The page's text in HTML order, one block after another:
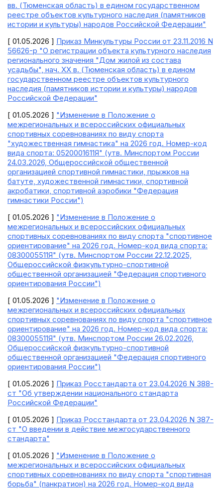
вв. (Тюменская область) в едином государственном
реестре объектов культурного наследия (памятников
истории и культуры) народов Российской Федерации"
[ 01.05.2026 ] Приказ Минкультуры России от 23.11.2016 N
56626-р "О регистрации объекта культурного наследия
регионального значения "Дом жилой из состава
усадьбы", нач. XX в. (Тюменская область) в едином
государственном реестре объектов культурного
наследия (памятников истории и культуры) народов
Российской Федерации"
[ 01.05.2026 ] "Изменение в Положение о
межрегиональных и всероссийских официальных
спортивных соревнованиях по виду спорта
"художественная гимнастика" на 2026 год. Номер-код
вида спорта: 0520001611Я" (утв. Минспортом России
24.03.2026, Общероссийской общественной
организацией спортивной гимнастики, прыжков на
батуте, художественной гимнастики, спортивной
акробатики, спортивной аэробики "Федерация
гимнастики России")
[ 01.05.2026 ] "Изменение в Положение о
межрегиональных и всероссийских официальных
спортивных соревнованиях по виду спорта "спортивное
ориентирование" на 2026 год. Номер-код вида спорта:
0830005511Я" (утв. Минспортом России 22.12.2025,
Общероссийской физкультурно-спортивной
общественной организацией "Федерация спортивного
ориентирования России")
[ 01.05.2026 ] "Изменение в Положение о
межрегиональных и всероссийских официальных
спортивных соревнованиях по виду спорта "спортивное
ориентирование" на 2026 год. Номер-код вида спорта:
0830005511Я" (утв. Минспортом России 26.02.2026,
Общероссийской физкультурно-спортивной
общественной организацией "Федерация спортивного
ориентирования России")
[ 01.05.2026 ] Приказ Росстандарта от 23.04.2026 N 388-
ст "Об утверждении национального стандарта
Российской Федерации"
[ 01.05.2026 ] Приказ Росстандарта от 23.04.2026 N 387-
ст "О введении в действие межгосударственного
стандарта"
[ 01.05.2026 ] "Изменение в Положение о
межрегиональных и всероссийских официальных
спортивных соревнованиях по виду спорта "спортивная
борьба" (панкратион) на 2026 год. Номер-код вида